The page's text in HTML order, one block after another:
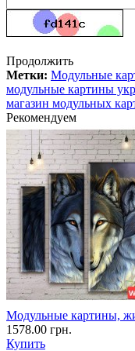
Продолжить
Метки: Модульные
модульные картины
магазин модульных
Рекомендуем
Модульные картины,
1578.00 грн.
Купить